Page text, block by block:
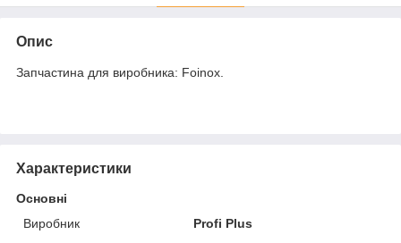
Опис
Запчастина для виробника: Foinox.
Характеристики
Основні
Виробник
Profi Plus